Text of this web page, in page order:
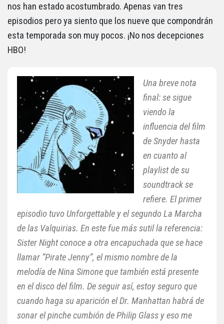
nos han estado acostumbrado. Apenas van tres
episodios pero ya siento que los nueve que compondrán
esta temporada son muy pocos. ¡No nos decepciones
HBO!
Una breve nota
final: se sigue
viendo la
influencia del film
de Snyder hasta
en cuanto al
playlist de su
soundtrack se
refiere. El primer
episodio tuvo Unforgettable y el segundo La Marcha
de las Valquirias. En este fue más sutil la referencia:
Sister Night conoce a otra encapuchada que se hace
llamar “Pirate Jenny”, el mismo nombre de la
melodía de Nina Simone que también está presente
en el disco del film. De seguir así, estoy seguro que
cuando haga su aparición el Dr. Manhattan habrá de
sonar el pinche cumbión de Philip Glass y eso me